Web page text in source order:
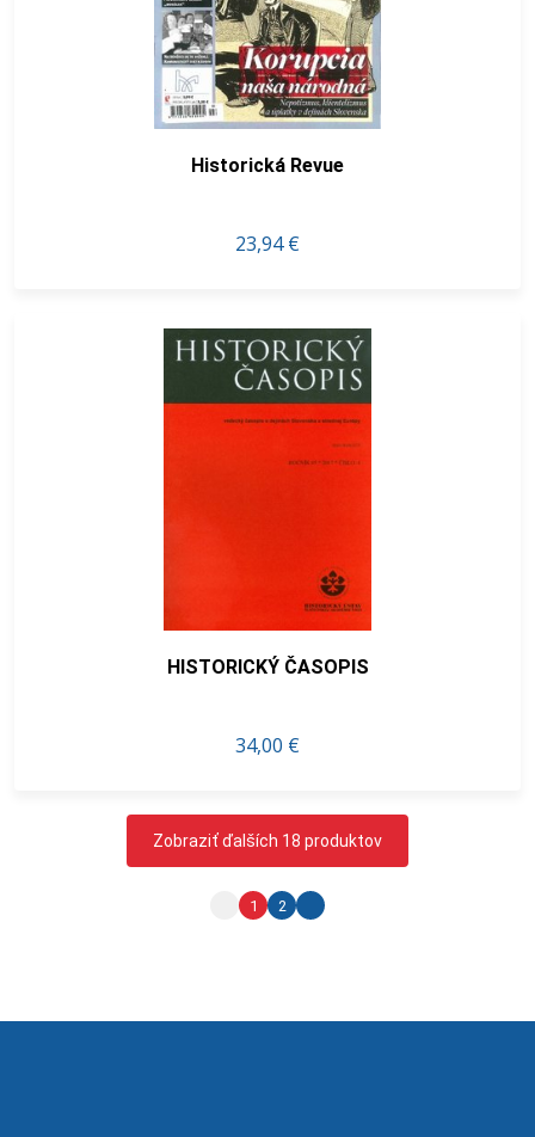
Historická Revue
23,94 €
HISTORICKÝ ČASOPIS
34,00 €
Zobraziť ďalších 18 produktov
1 2